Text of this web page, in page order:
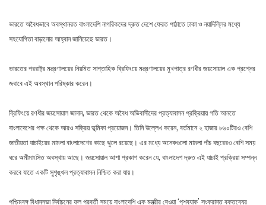
ভারতে অবৈধভাবে অবস্থানরত বাংলাদেশি নাগরিকদের দ্রুত দেশে ফেরত পাঠাতে ঢাকা ও নয়াদিল্লির মধ্যে
সহযোগিতা বাড়ানোর আহ্বান জানিয়েছে ভারত।
ভারতের পররাষ্ট্র মন্ত্রণালয়ের নিয়মিত সাপ্তাহিক ব্রিফিংয়ে মন্ত্রণালয়ের মুখপাত্র রণধীর জয়সোয়াল এক প্রশ্নের
জবাবে এই অবস্থান পরিষ্কার করেন।
ব্রিফিংয়ে রণধীর জয়সোয়াল জানান, ভারত থেকে অবৈধ অভিবাসীদের প্রত্যাবাসন প্রক্রিয়ায় গতি আনতে
বাংলাদেশের পক্ষ থেকে আরও সক্রিয় ভূমিকা প্রয়োজন। তিনি উল্লেখ করেন, বর্তমানে ২ হাজার ৮৬০টিরও বেশি
জাতীয়তা যাচাইয়ের মামলা বাংলাদেশের কাছে ঝুলে রয়েছে। এর মধ্যে অনেকগুলো মামলা পাঁচ বছরেরও বেশি সময়
ধরে অমীমাংসিত অবস্থায় আছে। জয়সোয়াল আশা প্রকাশ করেন যে, বাংলাদেশ দ্রুত এই যাচাই প্রক্রিয়া সম্পন্ন
করবে যাতে একটি সুশৃঙ্খল প্রত্যাবাসন নিশ্চিত করা যায়।
পশ্চিমবঙ্গ বিধানসভা নির্বাচনের ফল পরবর্তী সময়ে বাংলাদেশি এক মন্ত্রীর দেওয়া ‘পুশব্যাক’ সংক্রান্ত বক্তব্যের